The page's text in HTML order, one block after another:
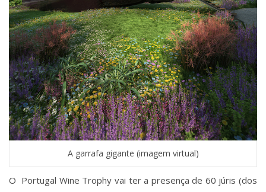
A garrafa gigante (imagem virtual)
O Portugal Wine Trophy vai ter a presença de 60 júris (dos